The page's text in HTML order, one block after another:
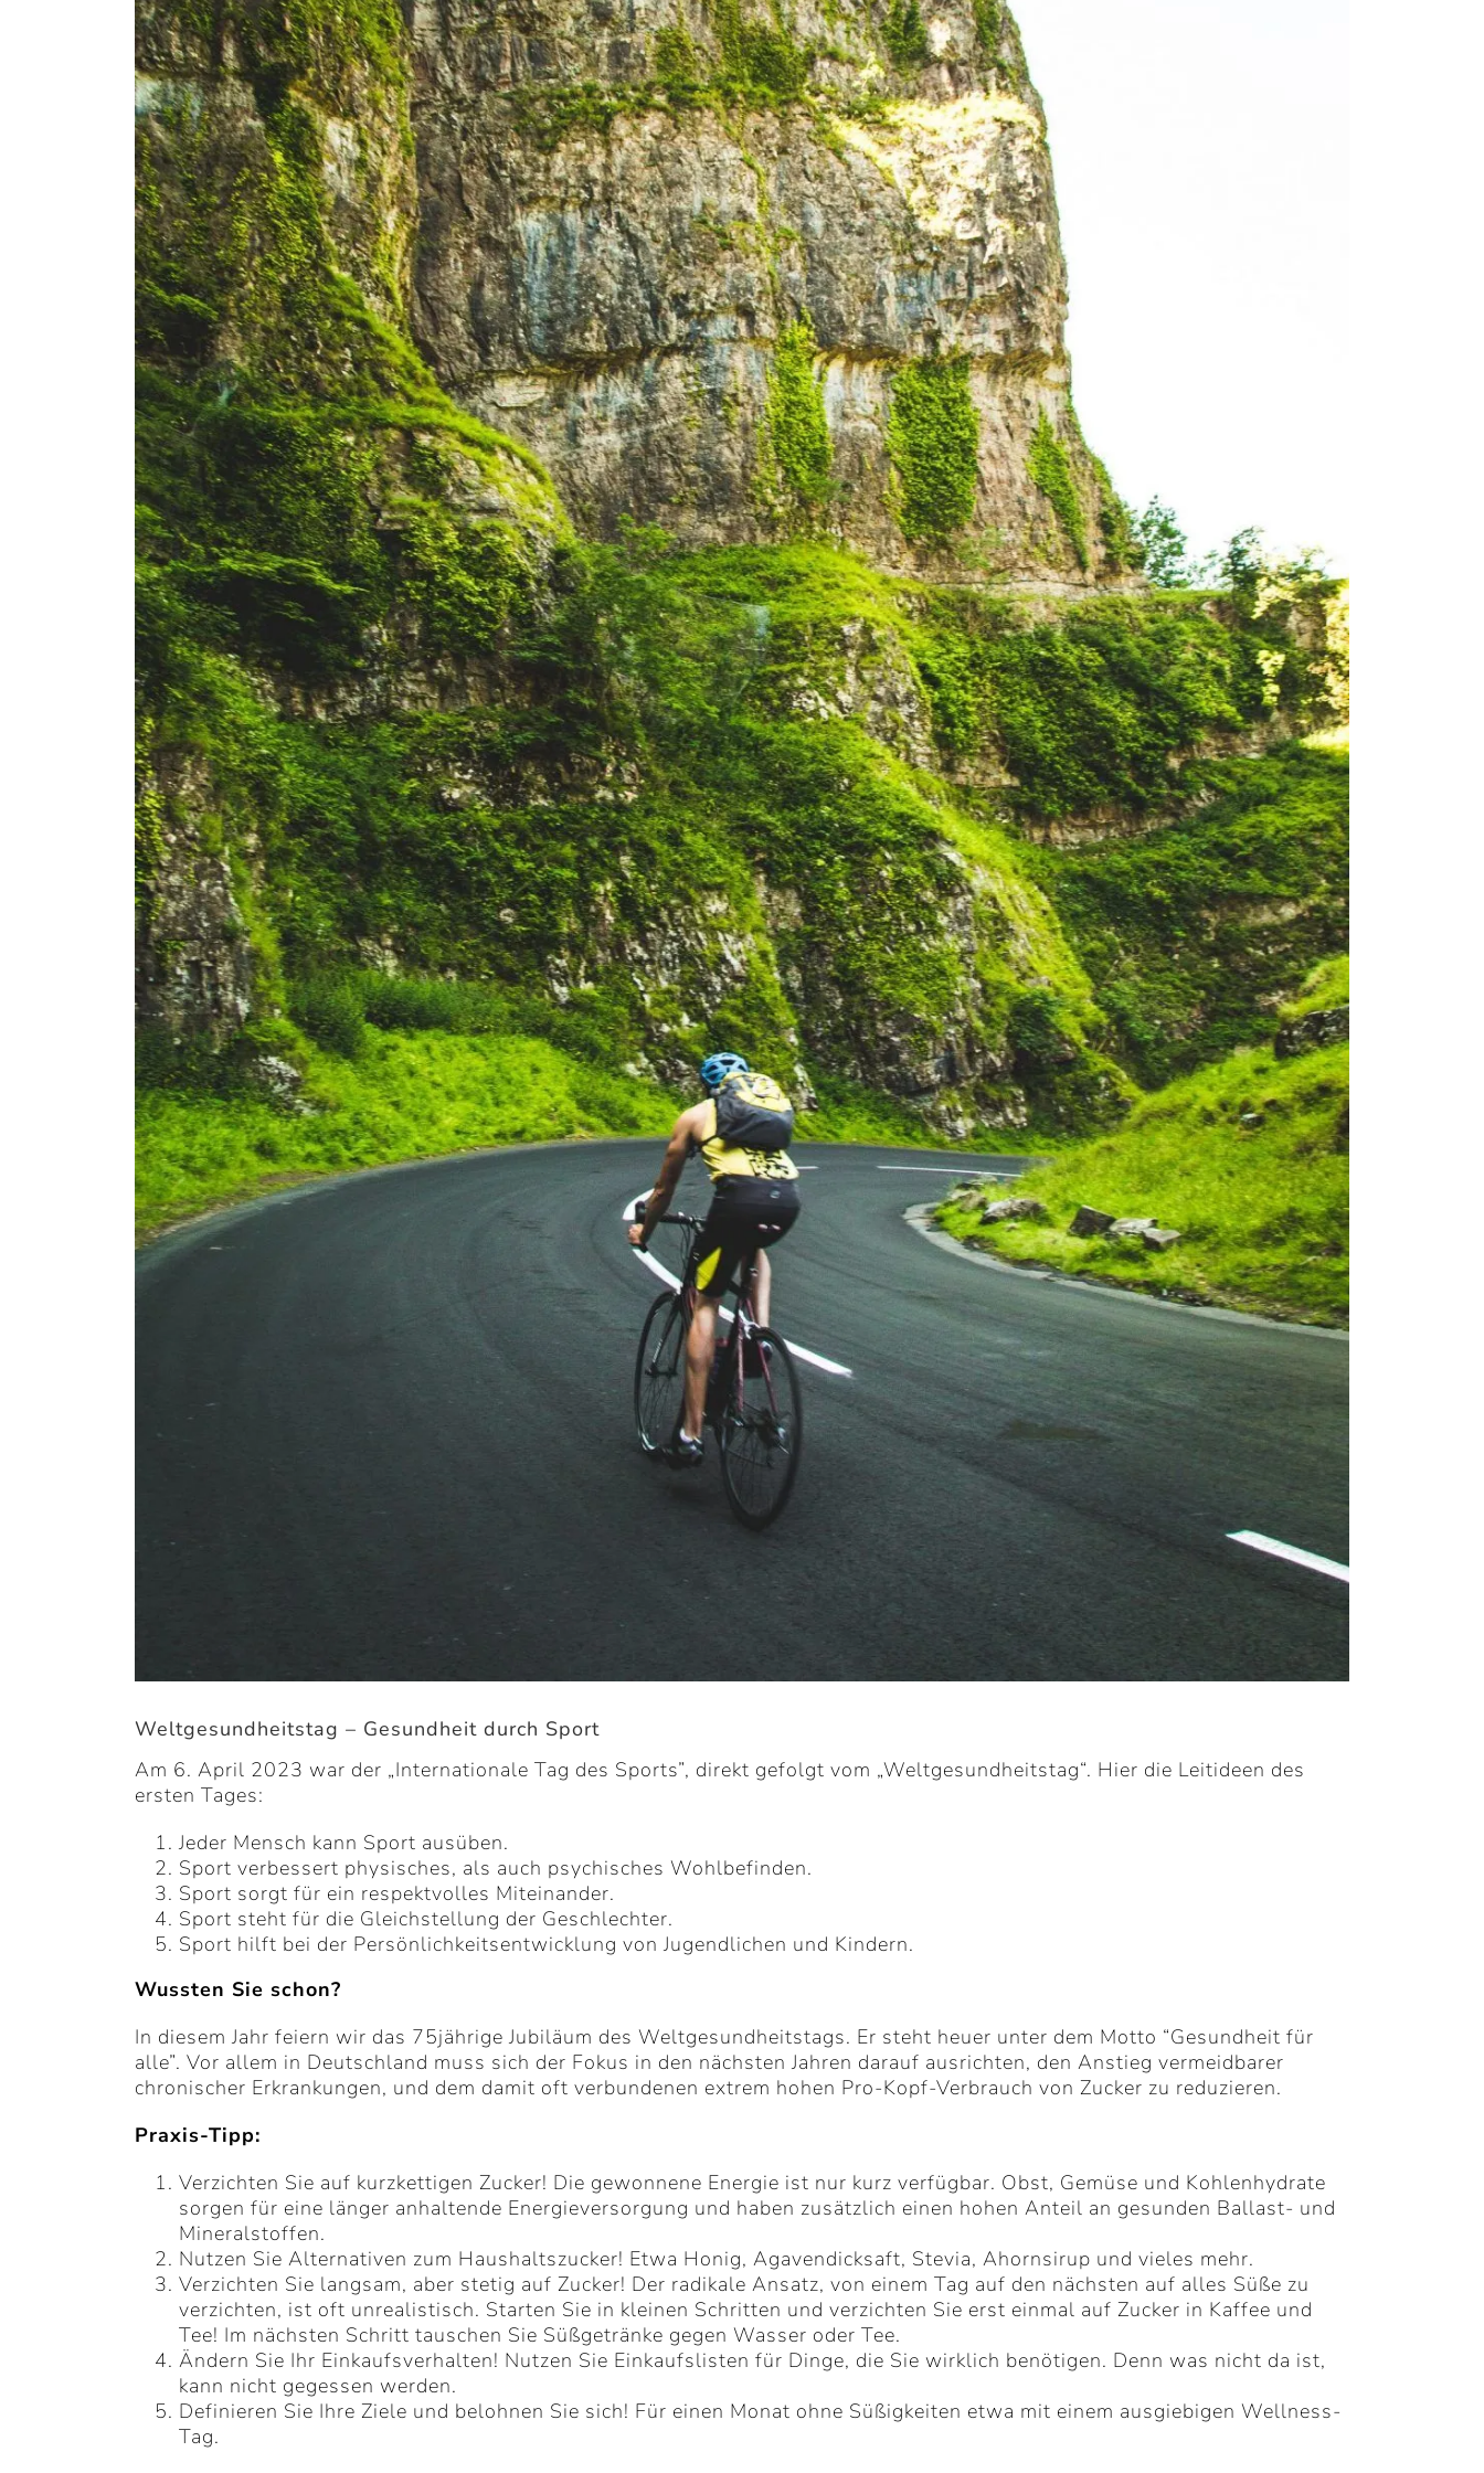
Weltgesundheitstag – Gesundheit durch Sport
Am 6. April 2023 war der „Internationale Tag des Sports”, direkt gefolgt vom „Weltgesundheitstag“. Hier die Leitideen des
ersten Tages:
Jeder Mensch kann Sport ausüben.
Sport verbessert physisches, als auch psychisches Wohlbefinden.
Sport sorgt für ein respektvolles Miteinander.
Sport steht für die Gleichstellung der Geschlechter.
Sport hilft bei der Persönlichkeitsentwicklung von Jugendlichen und Kindern.
Wussten Sie schon?
In diesem Jahr feiern wir das 75jährige Jubiläum des Weltgesundheitstags. Er steht heuer unter dem Motto “Gesundheit für
alle”. Vor allem in Deutschland muss sich der Fokus in den nächsten Jahren darauf ausrichten, den Anstieg vermeidbarer
chronischer Erkrankungen, und dem damit oft verbundenen extrem hohen Pro-Kopf-Verbrauch von Zucker zu reduzieren.
Praxis-Tipp:
Verzichten Sie auf kurzkettigen Zucker! Die gewonnene Energie ist nur kurz verfügbar. Obst, Gemüse und Kohlenhydrate
sorgen für eine länger anhaltende Energieversorgung und haben zusätzlich einen hohen Anteil an gesunden Ballast- und
Mineralstoffen.
Nutzen Sie Alternativen zum Haushaltszucker! Etwa Honig, Agavendicksaft, Stevia, Ahornsirup und vieles mehr.
Verzichten Sie langsam, aber stetig auf Zucker! Der radikale Ansatz, von einem Tag auf den nächsten auf alles Süße zu
verzichten, ist oft unrealistisch. Starten Sie in kleinen Schritten und verzichten Sie erst einmal auf Zucker in Kaffee und
Tee! Im nächsten Schritt tauschen Sie Süßgetränke gegen Wasser oder Tee.
Ändern Sie Ihr Einkaufsverhalten! Nutzen Sie Einkaufslisten für Dinge, die Sie wirklich benötigen. Denn was nicht da ist,
kann nicht gegessen werden.
Definieren Sie Ihre Ziele und belohnen Sie sich! Für einen Monat ohne Süßigkeiten etwa mit einem ausgiebigen Wellness-
Tag.